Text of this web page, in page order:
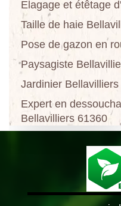
Elagage et étêtage
Taille de haie
Pose de gazon en
Paysagiste
Jardinier Bellavilliers
Expert en
Bellavilliers 61360